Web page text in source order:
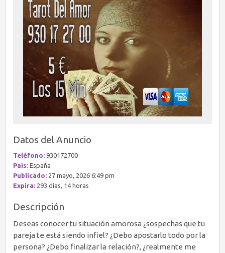
Datos del Anuncio
Teléfono: 930172700
País: España
Publicado: 27 mayo, 2026 6:49 pm
Expira: 293 días, 14 horas
Descripción
Deseas conocer tu situación amorosa ¿sospechas que tu
pareja te está siendo infiel? ¿Debo apostarlo todo por la
persona? ¿Debo finalizar la relación?, ¿realmente me